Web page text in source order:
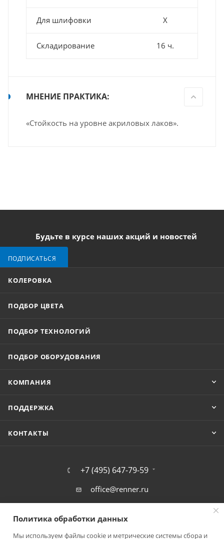
Для шлифовки Х
Складирование 16 ч.
МНЕНИЕ ПРАКТИКА:
«Стойкость на уровне акриловых лаков».
Будьте в курсе наших акций и новостей
ПОДПИСАТЬСЯ
КОЛЕРОВКА
ПОДБОР ЦВЕТА
ПОДБОР ТЕХНОЛОГИЙ
ПОДБОР ОБОРУДОВАНИЯ
КОМПАНИЯ
ПОДДЕРЖКА
КОНТАКТЫ
+7 (495) 647-79-59
office@renner.ru
Политика обработки данных
Мы используем файлы cookie и метрические системы сбора и